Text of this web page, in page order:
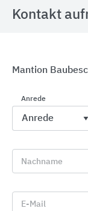
Gira
Gira
Kontakt
Mantion
Anrede
Nachname
E-Mail